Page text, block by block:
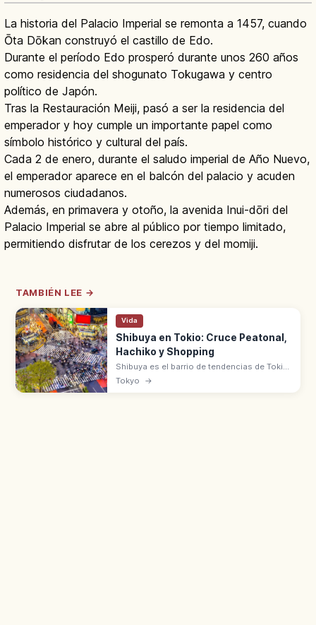
La historia del Palacio Imperial se remonta a 1457, cuando
Ōta Dōkan construyó el castillo de Edo.
Durante el período Edo prosperó durante unos 260 años
como residencia del shogunato Tokugawa y centro
político de Japón.
Tras la Restauración Meiji, pasó a ser la residencia del
emperador y hoy cumple un importante papel como
símbolo histórico y cultural del país.
Cada 2 de enero, durante el saludo imperial de Año Nuevo,
el emperador aparece en el balcón del palacio y acuden
numerosos ciudadanos.
Además, en primavera y otoño, la avenida Inui-dōri del
Palacio Imperial se abre al público por tiempo limitado,
permitiendo disfrutar de los cerezos y del momiji.
TAMBIÉN LEE →
Vida
Shibuya en Tokio: Cruce Peatonal,
Hachiko y Shopping
Shibuya es el barrio de tendencias de Tokio:
cruce peatonal Shibuya Scramble, estatua
de Hachiko, SHIBUYA109 y nuevos iconos
Tokyo →